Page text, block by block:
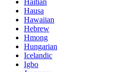
Haitian
Hausa
Hawaiian
Hebrew
Hmong
Hungarian
Icelandic
Igbo